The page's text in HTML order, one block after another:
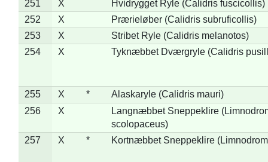
251
X
Hvidrygget Ryle (Calidris fuscicollis)
252
X
Prærieløber (Calidris subruficollis)
253
X
Stribet Ryle (Calidris melanotos)
254
X Tyknæbbet Dværgryle (Calidris
255 X *
Alaskaryle (Calidris mauri)
256
X
Langnæbbet Sneppeklire
scolopaceus)
257
X * Kortnæbbet Sneppeklire